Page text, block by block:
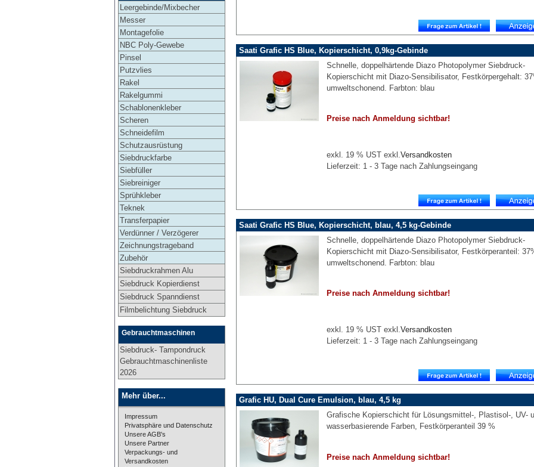
Leergebinde/Mixbecher
Messer
Montagefolie
NBC Poly-Gewebe
Pinsel
Putzvlies
Rakel
Rakelgummi
Schablonenkleber
Scheren
Schneidefilm
Schutzausrüstung
Siebdruckfarbe
Siebfüller
Siebreiniger
Sprühkleber
Teknek
Transferpapier
Verdünner / Verzögerer
Zeichnungstrageband
Zubehör
Siebdruckrahmen Alu
Siebdruck Kopierdienst
Siebdruck Spanndienst
Filmbelichtung Siebdruck
Gebrauchtmaschinen
Siebdruck- Tampondruck
Gebrauchtmaschinenliste
2026
Mehr über...
Impressum
Privatsphäre und Datenschutz
Unsere AGB's
Unsere Partner
Verpackungs- und
Versandkosten
Saati Grafic HS Blue, Kopierschicht, 0,9kg-Gebinde
Schnelle, doppelhärtende Diazo Photopolymer Siebdruck-
Kopierschicht mit Diazo-Sensibilisator, Festkörpergehalt:
umweltschonend. Farbton: blau
Preise nach Anmeldung sichtbar!
exkl. 19 % UST exkl. Versandkosten
Lieferzeit: 1 - 3 Tage nach Zahlungseingang
Saati Grafic HS Blue, Kopierschicht, blau, 4,5 kg-Gebinde
Schnelle, doppelhärtende Diazo Photopolymer Siebdruck-
Kopierschicht mit Diazo-Sensibilisator, Festkörperanteil:
umweltschonend. Farbton: blau
Preise nach Anmeldung sichtbar!
exkl. 19 % UST exkl. Versandkosten
Lieferzeit: 1 - 3 Tage nach Zahlungseingang
Grafic HU, Dual Cure Emulsion, blau, 4,5 kg
Grafische Kopierschicht für Lösungsmittel-, Plastisol-, UV-
wasserbasierende Farben, Festkörperanteil 39 %
Preise nach Anmeldung sichtbar!